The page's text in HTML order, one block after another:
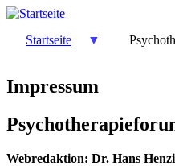
Direkt
InhaltStartseite
Impressum
Webredaktion: Dr. Hans